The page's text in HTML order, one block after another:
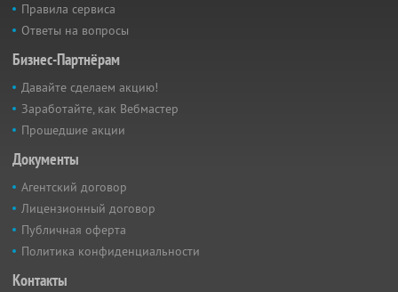
Правила сервиса
Ответы на вопросы
Бизнес-Партнёрам
Давайте сделаем акцию!
Заработайте, как Вебмастер
Прошедшие акции
Документы
Агентский договор
Лицензионный договор
Публичная оферта
Политика конфиденциальности
Контакты